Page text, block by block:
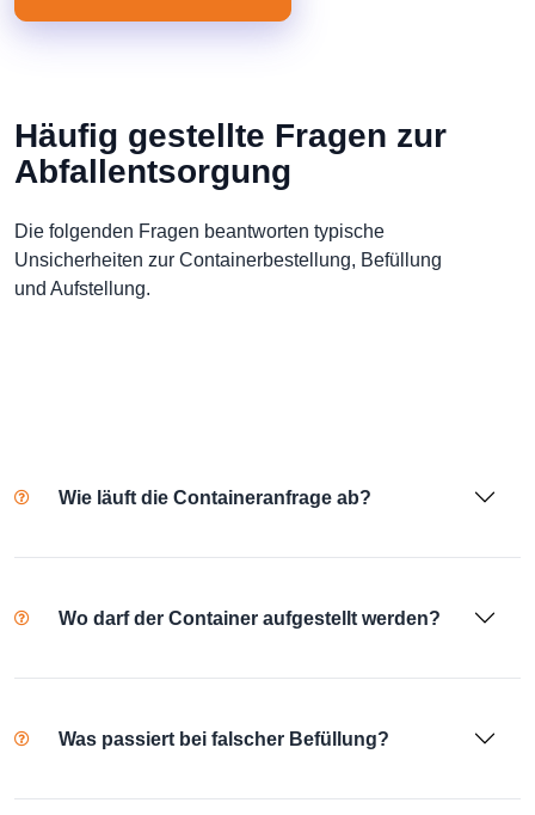
Häufig gestellte Fragen zur
Abfallentsorgung
Die folgenden Fragen beantworten typische
Unsicherheiten zur Containerbestellung, Befüllung
und Aufstellung.
Wie läuft die Containeranfrage ab?
Wo darf der Container aufgestellt werden?
Was passiert bei falscher Befüllung?